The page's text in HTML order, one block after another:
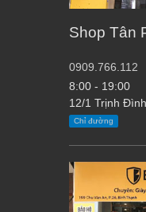
Shop Tân
0909.766.112
8:00 - 19:00
12/1 Trịnh
Chỉ đường